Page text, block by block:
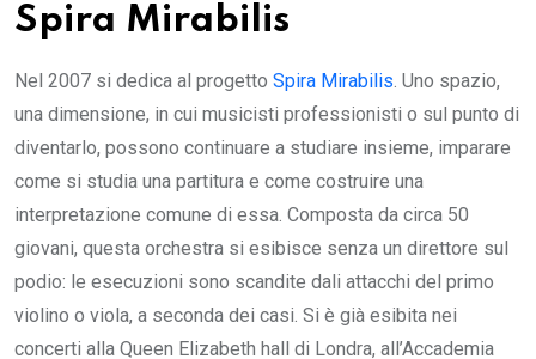
Spira Mirabilis
Nel 2007 si dedica al progetto Spira Mirabilis . Uno spazio,
una dimensione, in cui musicisti professionisti o sul punto di
diventarlo, possono continuare a studiare insieme, imparare
come si studia una partitura e come costruire una
interpretazione comune di essa. Composta da circa 50
giovani, questa orchestra si esibisce senza un direttore sul
podio: le esecuzioni sono scandite dali attacchi del primo
violino o viola, a seconda dei casi. Si è già esibita nei
concerti alla Queen Elizabeth hall di Londra, all’Accademia